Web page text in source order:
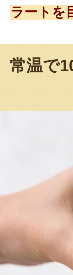
ラートを
常温で